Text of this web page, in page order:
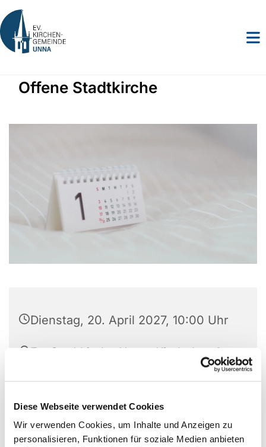
Diese Webseite verwendet Cookies
Wir verwenden Cookies, um Inhalte und Anzeigen zu
personalisieren, Funktionen für soziale Medien anbieten
Offene Stadtkirche
Dienstag, 20. April 2027, 10:00 Uhr
Ev. Stadtkirche Unna, Kirchplatz 1,